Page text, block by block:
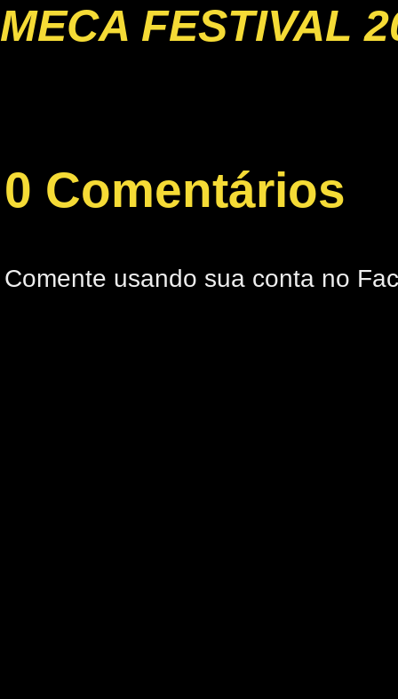
MECA FESTIVAL
0 Comentários
Comente usando sua conta no